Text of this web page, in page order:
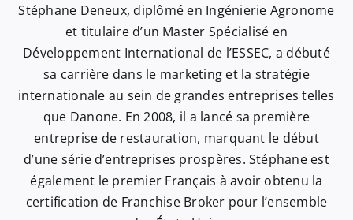
Stéphane Deneux, diplômé en Ingénierie Agronome
et titulaire d’un Master Spécialisé en
Développement International de l’ESSEC, a débuté
sa carrière dans le marketing et la stratégie
internationale au sein de grandes entreprises telles
que Danone. En 2008, il a lancé sa première
entreprise de restauration, marquant le début
d’une série d’entreprises prospères. Stéphane est
également le premier Français à avoir obtenu la
certification de Franchise Broker pour l’ensemble